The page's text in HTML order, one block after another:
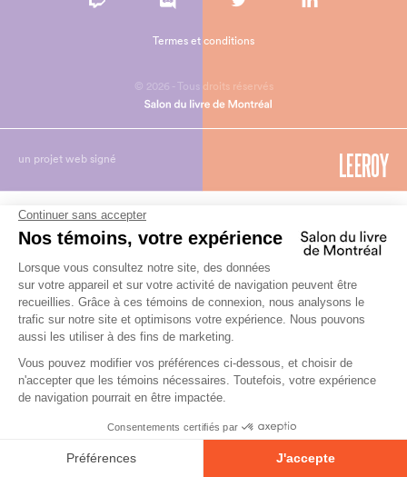
© 2026 - Tous droits réservés
Termes et conditions
un projet web signé